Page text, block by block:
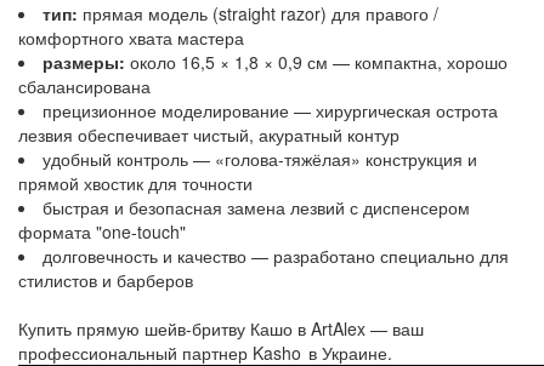
тип: прямая модель (straight razor) для правого /
комфортного хвата мастера
размеры: около 16,5 × 1,8 × 0,9 см — компактна, хорошо
сбалансирована
прецизионное моделирование — хирургическая острота
лезвия обеспечивает чистый, акуратный контур
удобный контроль — «голова-тяжёлая» конструкция и
прямой хвостик для точности
быстрая и безопасная замена лезвий с диспенсером
формата "one-touch"
долговечность и качество — разработано специально для
стилистов и барберов
Купить прямую шейв-бритву Кашо в ArtAlex — ваш
профессиональный партнер Kasho в Украине.